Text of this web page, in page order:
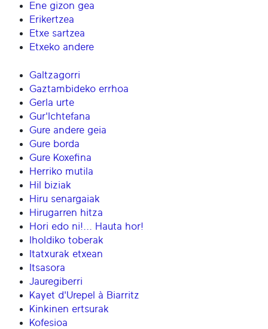
Ene gizon gea
Erikertzea
Etxe sartzea
Etxeko andere
Galtzagorri
Gaztambideko errhoa
Gerla urte
Gur'Ichtefana
Gure andere geia
Gure borda
Gure Koxefina
Herriko mutila
Hil biziak
Hiru senargaiak
Hirugarren hitza
Hori edo ni!... Hauta hor!
Iholdiko toberak
Itatxurak etxean
Itsasora
Jauregiberri
Kayet d'Urepel à Biarritz
Kinkinen ertsurak
Kofesioa